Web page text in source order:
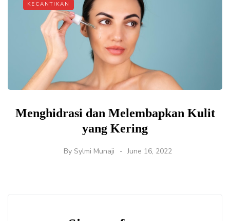
KECANTIKAN
Menghidrasi dan Melembapkan Kulit
yang Kering
By Sylmi Munaji June 16, 2022